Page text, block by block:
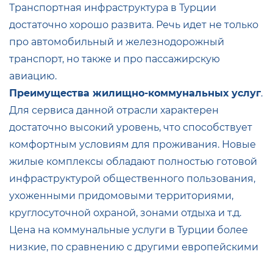
Транспортная инфраструктура в Турции
достаточно хорошо развита. Речь идет не только
про автомобильный и железнодорожный
транспорт, но также и про пассажирскую
авиацию.
Преимущества жилищно-коммунальных услуг.
Для сервиса данной отрасли характерен
достаточно высокий уровень, что способствует
комфортным условиям для проживания. Новые
жилые комплексы обладают полностью готовой
инфраструктурой общественного пользования,
ухоженными придомовыми территориями,
круглосуточной охраной, зонами отдыха и т.д.
Цена на коммунальные услуги в Турции более
низкие, по сравнению с другими европейскими